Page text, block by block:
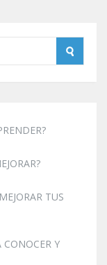
TUS
CONOCER Y